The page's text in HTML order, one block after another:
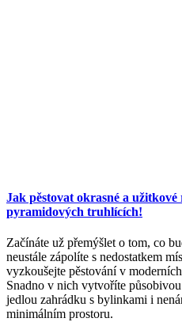
Jak pěstovat okrasné a
pyramidových truhlících!
Začínáte už přemýšlet o tom, co
neustále zápolíte s nedostatkem
vyzkoušejte pěstování v
Snadno v nich vytvoříte
jedlou zahrádku s bylinkami i
minimálním prostoru.